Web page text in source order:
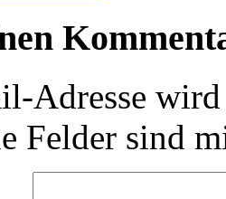
Adresse
Felder sind